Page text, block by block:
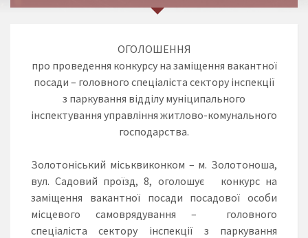
ОГОЛОШЕННЯ
про проведення конкурсу на заміщення вакантної
посади – головного спеціаліста сектору інспекції
з паркування відділу муніципального
інспектування управління житлово-комунального
господарства.
Золотоніський міськвиконком – м. Золотоноша,
вул. Садовий проїзд, 8, оголошує конкурс на
заміщення вакантної посади посадової особи
місцевого самоврядування – головного
спеціаліста сектору інспекції з паркування